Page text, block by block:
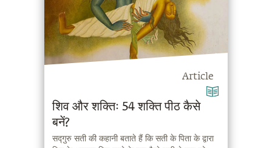
Article
शिव और शक्तिः 54 शक्ति पीठ कैसे
बनें?
सद्गुरु सती की कहानी बताते हैं कि सती के पिता के द्वारा